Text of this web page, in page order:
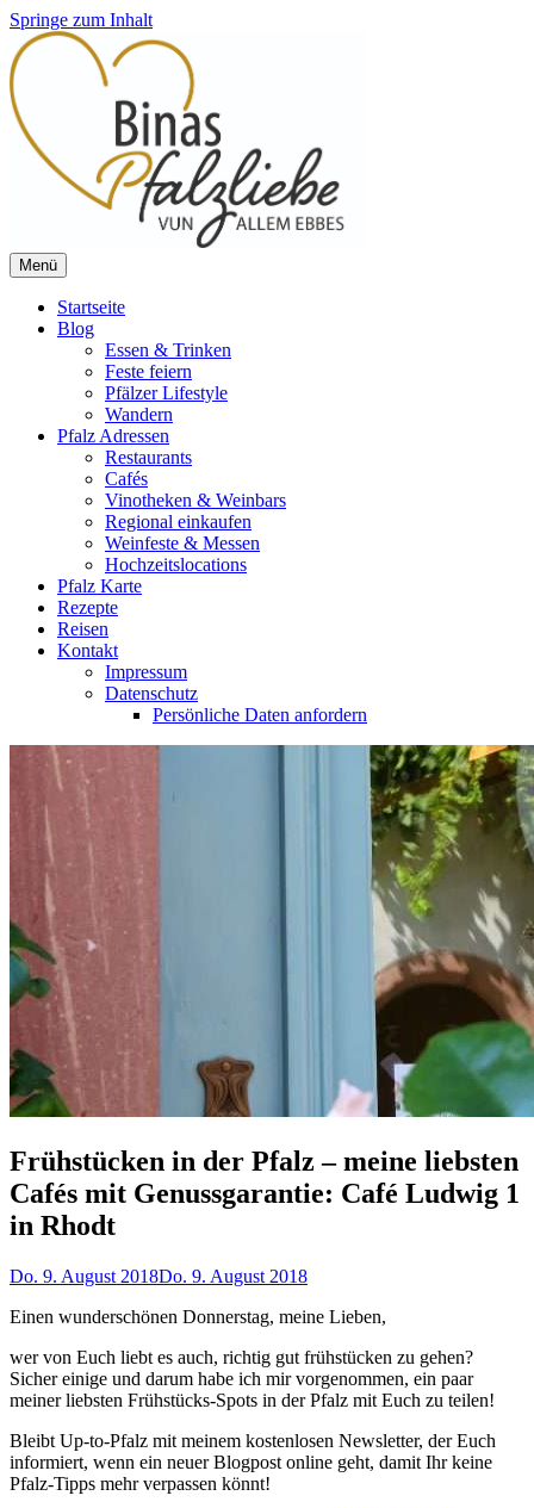
Springe zum Inhalt
Binas Pfalzliebe
Menü
Startseite
Blog
Essen & Trinken
Feste feiern
Pfälzer Lifestyle
Wandern
Pfalz Adressen
Restaurants
Cafés
Vinotheken & Weinbars
Regional einkaufen
Weinfeste & Messen
Hochzeitslocations
Pfalz Karte
Rezepte
Reisen
Kontakt
Impressum
Datenschutz
Persönliche Daten anfordern
Frühstücken in der Pfalz – meine liebsten
Cafés mit Genussgarantie: Café Ludwig 1
in Rhodt
Do. 9. August 2018Do. 9. August 2018
Einen wunderschönen Donnerstag, meine Lieben,
wer von Euch liebt es auch, richtig gut frühstücken zu gehen?
Sicher einige und darum habe ich mir vorgenommen, ein paar
meiner liebsten Frühstücks-Spots in der Pfalz mit Euch zu teilen!
Bleibt Up-to-Pfalz mit meinem kostenlosen Newsletter, der Euch
informiert, wenn ein neuer Blogpost online geht, damit Ihr keine
Pfalz-Tipps mehr verpassen könnt!